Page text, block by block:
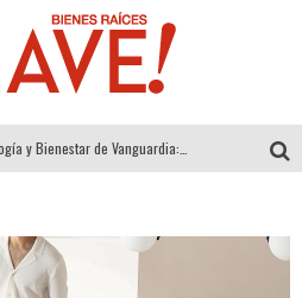
Alexandra Bedoya – La Constancia detrás de La Paletería